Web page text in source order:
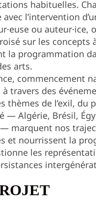
habituelles.
l’intervention
ou auteur·ice,
sur les concepts
la programmation
arts.
commencement
travers des
thèmes de l’exil, du
— Algérie, Brésil,
marquent nos
et nourrissent la
les